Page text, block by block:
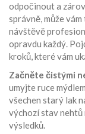
odpočinout a
správně, může
návštěvě
opravdu každý.
kroků, které vám
Začněte čistými
umyjte ruce
všechen starý lak
výchozí stav nehtů
výsledků.